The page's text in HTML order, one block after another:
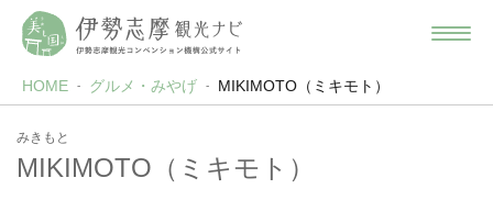
HOME グルメ・みやげ MIKIMOTO（ミキモト）
みきもと
MIKIMOTO（ミキモト）